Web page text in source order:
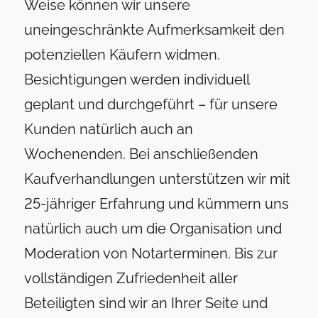
Weise können wir unsere
uneingeschränkte Aufmerksamkeit den
potenziellen Käufern widmen.
Besichtigungen werden individuell
geplant und durchgeführt – für unsere
Kunden natürlich auch an
Wochenenden. Bei anschließenden
Kaufverhandlungen unterstützen wir mit
25-jähriger Erfahrung und kümmern uns
natürlich auch um die Organisation und
Moderation von Notarterminen. Bis zur
vollständigen Zufriedenheit aller
Beteiligten sind wir an Ihrer Seite und